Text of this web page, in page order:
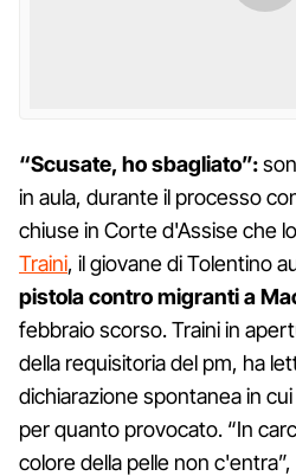
“Scusate, ho sbagliato”:
in aula, durante il processo
chiuse in Corte d'Assise che
Traini, il giovane di Tolentino
pistola contro migranti a
febbraio scorso. Traini in
della requisitoria del pm, ha
dichiarazione spontanea in
per quanto provocato. “In
colore della pelle non